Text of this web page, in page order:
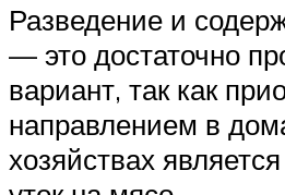
Разведение и
— это достаточно
вариант, так как
направлением в
хозяйствах